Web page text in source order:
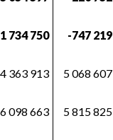
734 750 -747 219
4 363 913 5 068 607
6 098 663 5 815 825